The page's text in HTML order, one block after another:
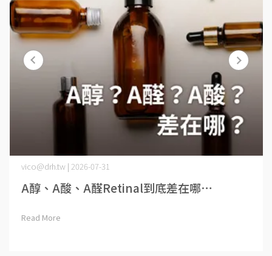
vico@drh.tw | 2026-07-31
A醇、A酸、A醛Retinal到底差在哪⋯
Read More